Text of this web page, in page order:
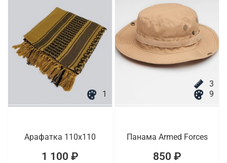
1
Арафатка 110х110
1 100 ₽
3
9
Панама Armed Forces
850 ₽